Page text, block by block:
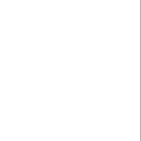
на клапана
на модульные
на комплектные
ВТ, ЩУВ, ЩУП, ЩУС, ЩУТ;
тип: ЩРУ
на конвейеры
скребками типа